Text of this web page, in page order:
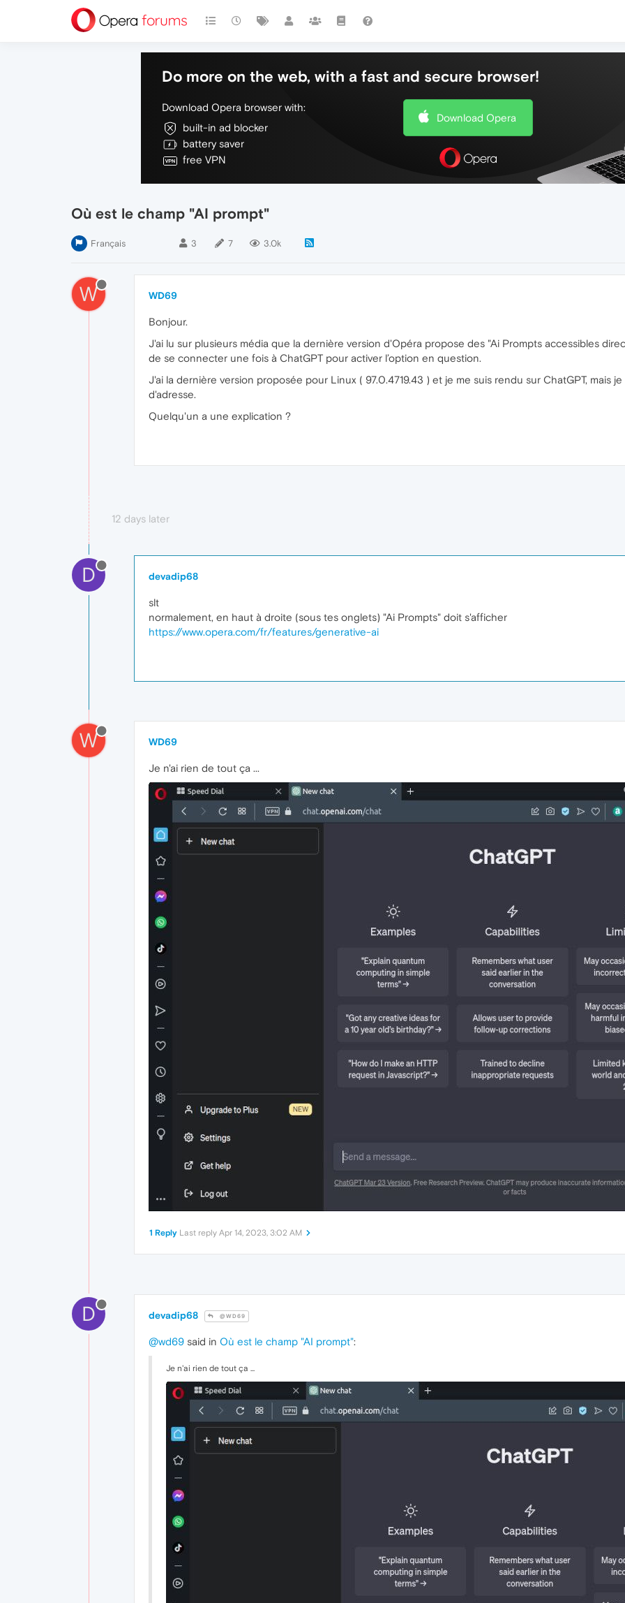
Do more on the web, with a fast and secure browser!
Download Opera browser with:
built-in ad blocker
battery saver
free VPN
Download Opera
Où est le champ "AI prompt"
Français 3 7 3.0k
W WD69
Bonjour.
J'ai lu sur plusieurs média que la dernière version d'Opéra propose des "Ai Prompts accessibles
de se connecter une fois à ChatGPT pour activer l’option en question.
J'ai la dernière version proposée pour Linux ( 97.0.4719.43 ) et je me suis rendu sur ChatGPT, mais
d'adresse.
Quelqu'un a une explication ?
12 days later
D devadip68
slt
normalement, en haut à droite (sous tes onglets) "Ai Prompts" doit s'afficher
https://www.opera.com/fr/features/generative-ai
W WD69
Je n'ai rien de tout ça ...
1 Reply Last reply Apr 14, 2023, 3:02 AM
D devadip68 @WD69
@wd69 said in Où est le champ "AI prompt":
Je n'ai rien de tout ça ...